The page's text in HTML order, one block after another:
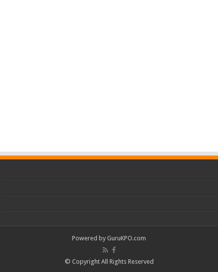
Powered by GuruKPO.com
© Copyright All Rights Reserved